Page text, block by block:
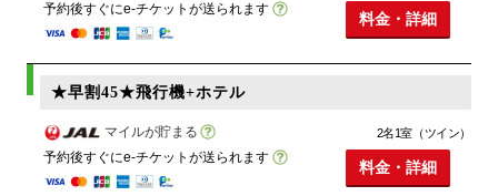
予約後すぐにe-チケットが送られます
料金・詳細
★早割45★飛行機+ホテル
マイルが貯まる
予約後すぐにe-チケットが送られます
2名1室（ツイン）
料金・詳細